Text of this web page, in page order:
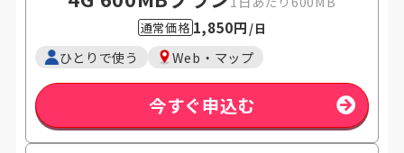
通常価格1,850円 /日
ひとりで使う Web・マップ
今すぐ申込む